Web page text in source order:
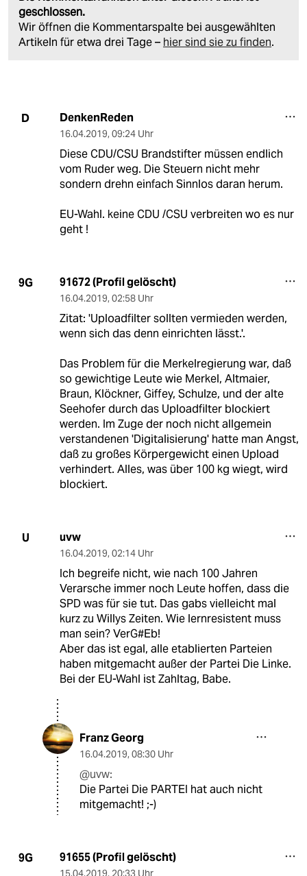
geschlossen.
Wir öffnen die Kommentarspalte bei ausgewählten
Artikeln für etwa drei Tage – hier sind sie zu finden.
D DenkenReden
16.04.2019, 09:24 Uhr
Diese CDU/CSU Brandstifter müssen endlich
vom Ruder weg. Die Steuern nicht mehr
sondern drehn einfach Sinnlos daran herum.
EU-Wahl. keine CDU /CSU verbreiten wo es nur
geht !
9G 91672 (Profil gelöscht)
16.04.2019, 02:58 Uhr
Zitat: 'Uploadfilter sollten vermieden werden,
wenn sich das denn einrichten lässt.'.
Das Problem für die Merkelregierung war, daß
so gewichtige Leute wie Merkel, Altmaier,
Braun, Klöckner, Giffey, Schulze, und der alte
Seehofer durch das Uploadfilter blockiert
werden. Im Zuge der noch nicht allgemein
verstandenen 'Digitalisierung' hatte man Angst,
daß zu großes Körpergewicht einen Upload
verhindert. Alles, was über 100 kg wiegt, wird
blockiert.
U uvw
16.04.2019, 02:14 Uhr
Ich begreife nicht, wie nach 100 Jahren
Verarsche immer noch Leute hoffen, dass die
SPD was für sie tut. Das gabs vielleicht mal
kurz zu Willys Zeiten. Wie lernresistent muss
man sein? VerG#Eb!
Aber das ist egal, alle etablierten Parteien
haben mitgemacht außer der Partei Die Linke.
Bei der EU-Wahl ist Zahltag, Babe.
Franz Georg
16.04.2019, 08:30 Uhr
@uvw:
Die Partei Die PARTEI hat auch nicht
mitgemacht! ;-)
9G 91655 (Profil gelöscht)
15.04.2019, 20:33 Uhr